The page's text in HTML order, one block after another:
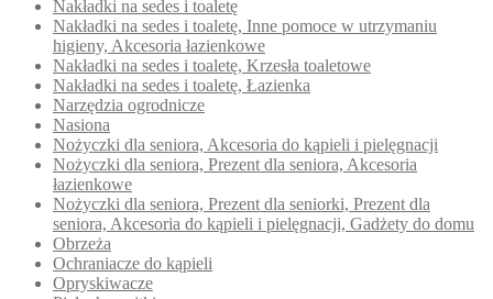
Nakładki na sedes i toaletę
Nakładki na sedes i toaletę, Inne pomoce w utrzymaniu
higieny, Akcesoria łazienkowe
Nakładki na sedes i toaletę, Krzesła toaletowe
Nakładki na sedes i toaletę, Łazienka
Narzędzia ogrodnicze
Nasiona
Nożyczki dla seniora, Akcesoria do kąpieli i pielęgnacji
Nożyczki dla seniora, Prezent dla seniora, Akcesoria
łazienkowe
Nożyczki dla seniora, Prezent dla seniorki, Prezent dla
seniora, Akcesoria do kąpieli i pielęgnacji, Gadżety do domu
Obrzeża
Ochraniacze do kąpieli
Opryskiwacze